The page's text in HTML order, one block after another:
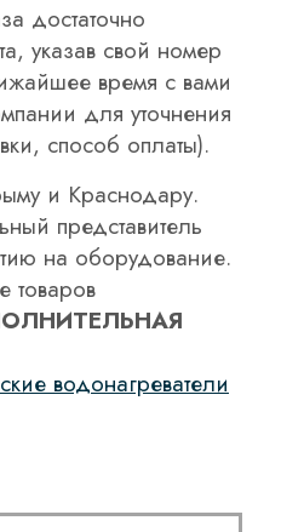
достаточно
указав свой номер
время с вами
для уточнения
способ оплаты).
и Краснодару.
представитель
на оборудование.
товаров
водонагреватели